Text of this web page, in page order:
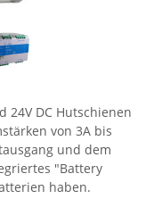
24V DC Hutschienen
von 3A bis
und dem
"Battery
haben.